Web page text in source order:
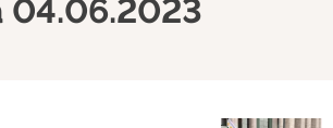
04.06.2023